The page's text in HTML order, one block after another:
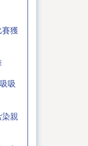
賽獲
吸
染親